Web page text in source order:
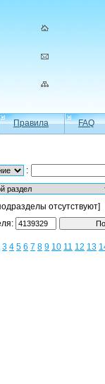
Правила FAQ
:
отсутствуют]
3 4 5 6 7 8 9 10 11 12 13